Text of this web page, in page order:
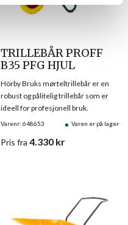
TRILLEBÅR PROFF
B35 PFG HJUL
Varenr: 648653 Varen er på lager
Hörby Bruks mørteltrillebår er en
robust og pålitelig trillebår som er
ideell for profesjonell bruk.
Pris fra 4.330 kr